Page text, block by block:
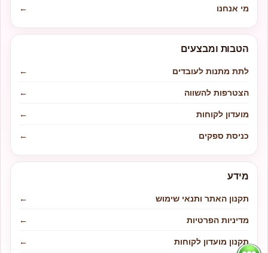
מי אנחנו
←
הטבות ומבצעים
לתת מתנות לעובדים
←
הצטרפות להשווה
←
מועדון לקוחות
←
כניסת ספקים
←
מידע
תקנון האתר ותנאי שימוש
←
מדיניות הפרטיות
←
תקנון מועדון לקוחות
←